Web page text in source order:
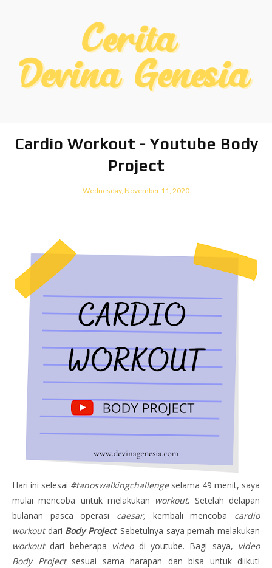
Cardio Workout - Youtube Body
Project
Wednesday, November 11, 2020
Hari ini selesai #tanoswalkingchallenge selama 49 menit, saya
mulai mencoba untuk melakukan workout. Setelah delapan
bulanan pasca operasi caesar, kembali mencoba cardio
workout dari Body Project. Sebetulnya saya pernah melakukan
workoutdari beberapa videodi youtube. Bagi saya, video
Body Projectsesuai sama harapan dan bisa untuk diikuti